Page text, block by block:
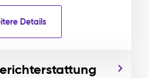
Details